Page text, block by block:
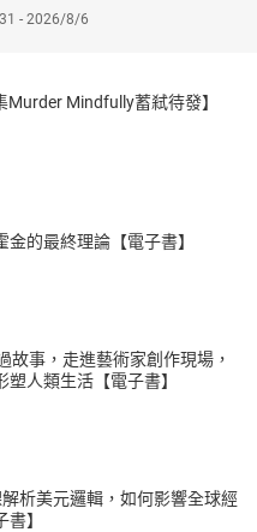
- 2026/8/6
Mindfully蓄弒待發】
的最終理論【電子書】
故事，走進藝術家創作現場，
人類生活【電子書】
析美元邏輯，如何影響全球經
】